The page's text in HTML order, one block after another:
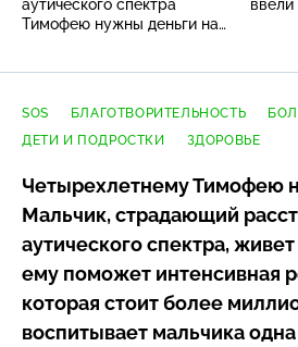
аутического спектра
Тимофею нужны деньги на
ввели
SOS БЛАГОТВОРИТЕЛЬНОСТЬ
ДЕТИ И ПОДРОСТКИ
ЗДОРОВЬЕ
Четырехлетнему Тимофею
Мальчик, страдающий
аутического спектра,
ему поможет интенсивная
которая стоит более
воспитывает мальчика одна